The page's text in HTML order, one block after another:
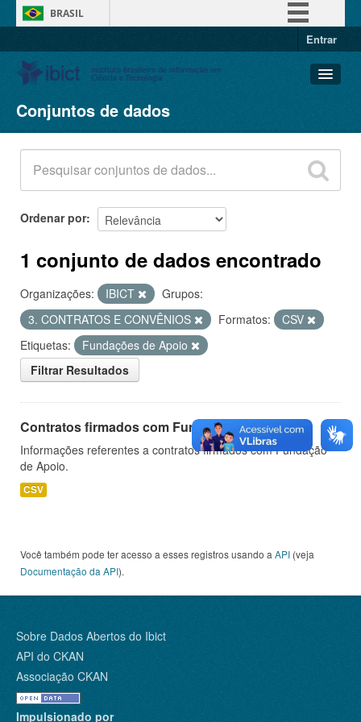
BRASIL
Entrar
Conjuntos de dados
Organizações
Grupos
Sobre
Conjuntos de dados
Ordenar por
1 conjunto de dados encontrado
Organizações: IBICT
Grupos:
3. CONTRATOS E CONVÊNIOS
Formatos:
CSV
Etiquetas:
Fundações de Apoio
Filtrar Resultados
Contratos firmados com Fundação de Apoio
Informações referentes a contratos firmados com Fundação
de Apoio.
CSV
Você também pode ter acesso a esses registros usando a API (veja
Documentação da API).
Sobre Dados Abertos do Ibict
API do CKAN
Associação CKAN
Impulsionado por